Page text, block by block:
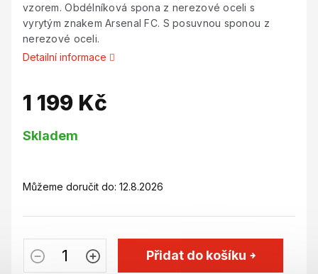
vzorem. Obdélníková spona z nerezové oceli s
vyrytým znakem Arsenal FC. S posuvnou sponou z
nerezové oceli.
Detailní informace
1 199 Kč
cena:
Skladem
Můžeme doručit do: 12.8.2026
Přidat do košíku